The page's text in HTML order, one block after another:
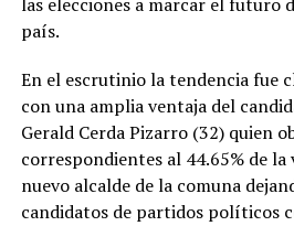
país.
En el escrutinio la tendencia fue
con una amplia ventaja del
Gerald Cerda Pizarro (32) quien
correspondientes al 44.65% de
nuevo alcalde de la comuna
candidatos de partidos políticos